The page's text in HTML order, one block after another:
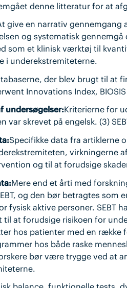
denne litteratur for at
give en narrativ gennemgang
og systematisk
som et klinisk værktøj til
i underekstremiteterne.
der blev brugt til at
Innovations Index,
undersøgelser:Kriterierne for
var skrevet på engelsk. (3)
Specifikke data fra artiklerne
virkningerne
og til at forudsige
Mere end et årti med
og den bør betragtes
fysisk aktive personer. SEBT
til at forudsige risikoen for
hos patienter med en række
hos både raske
bør være trygge ved at